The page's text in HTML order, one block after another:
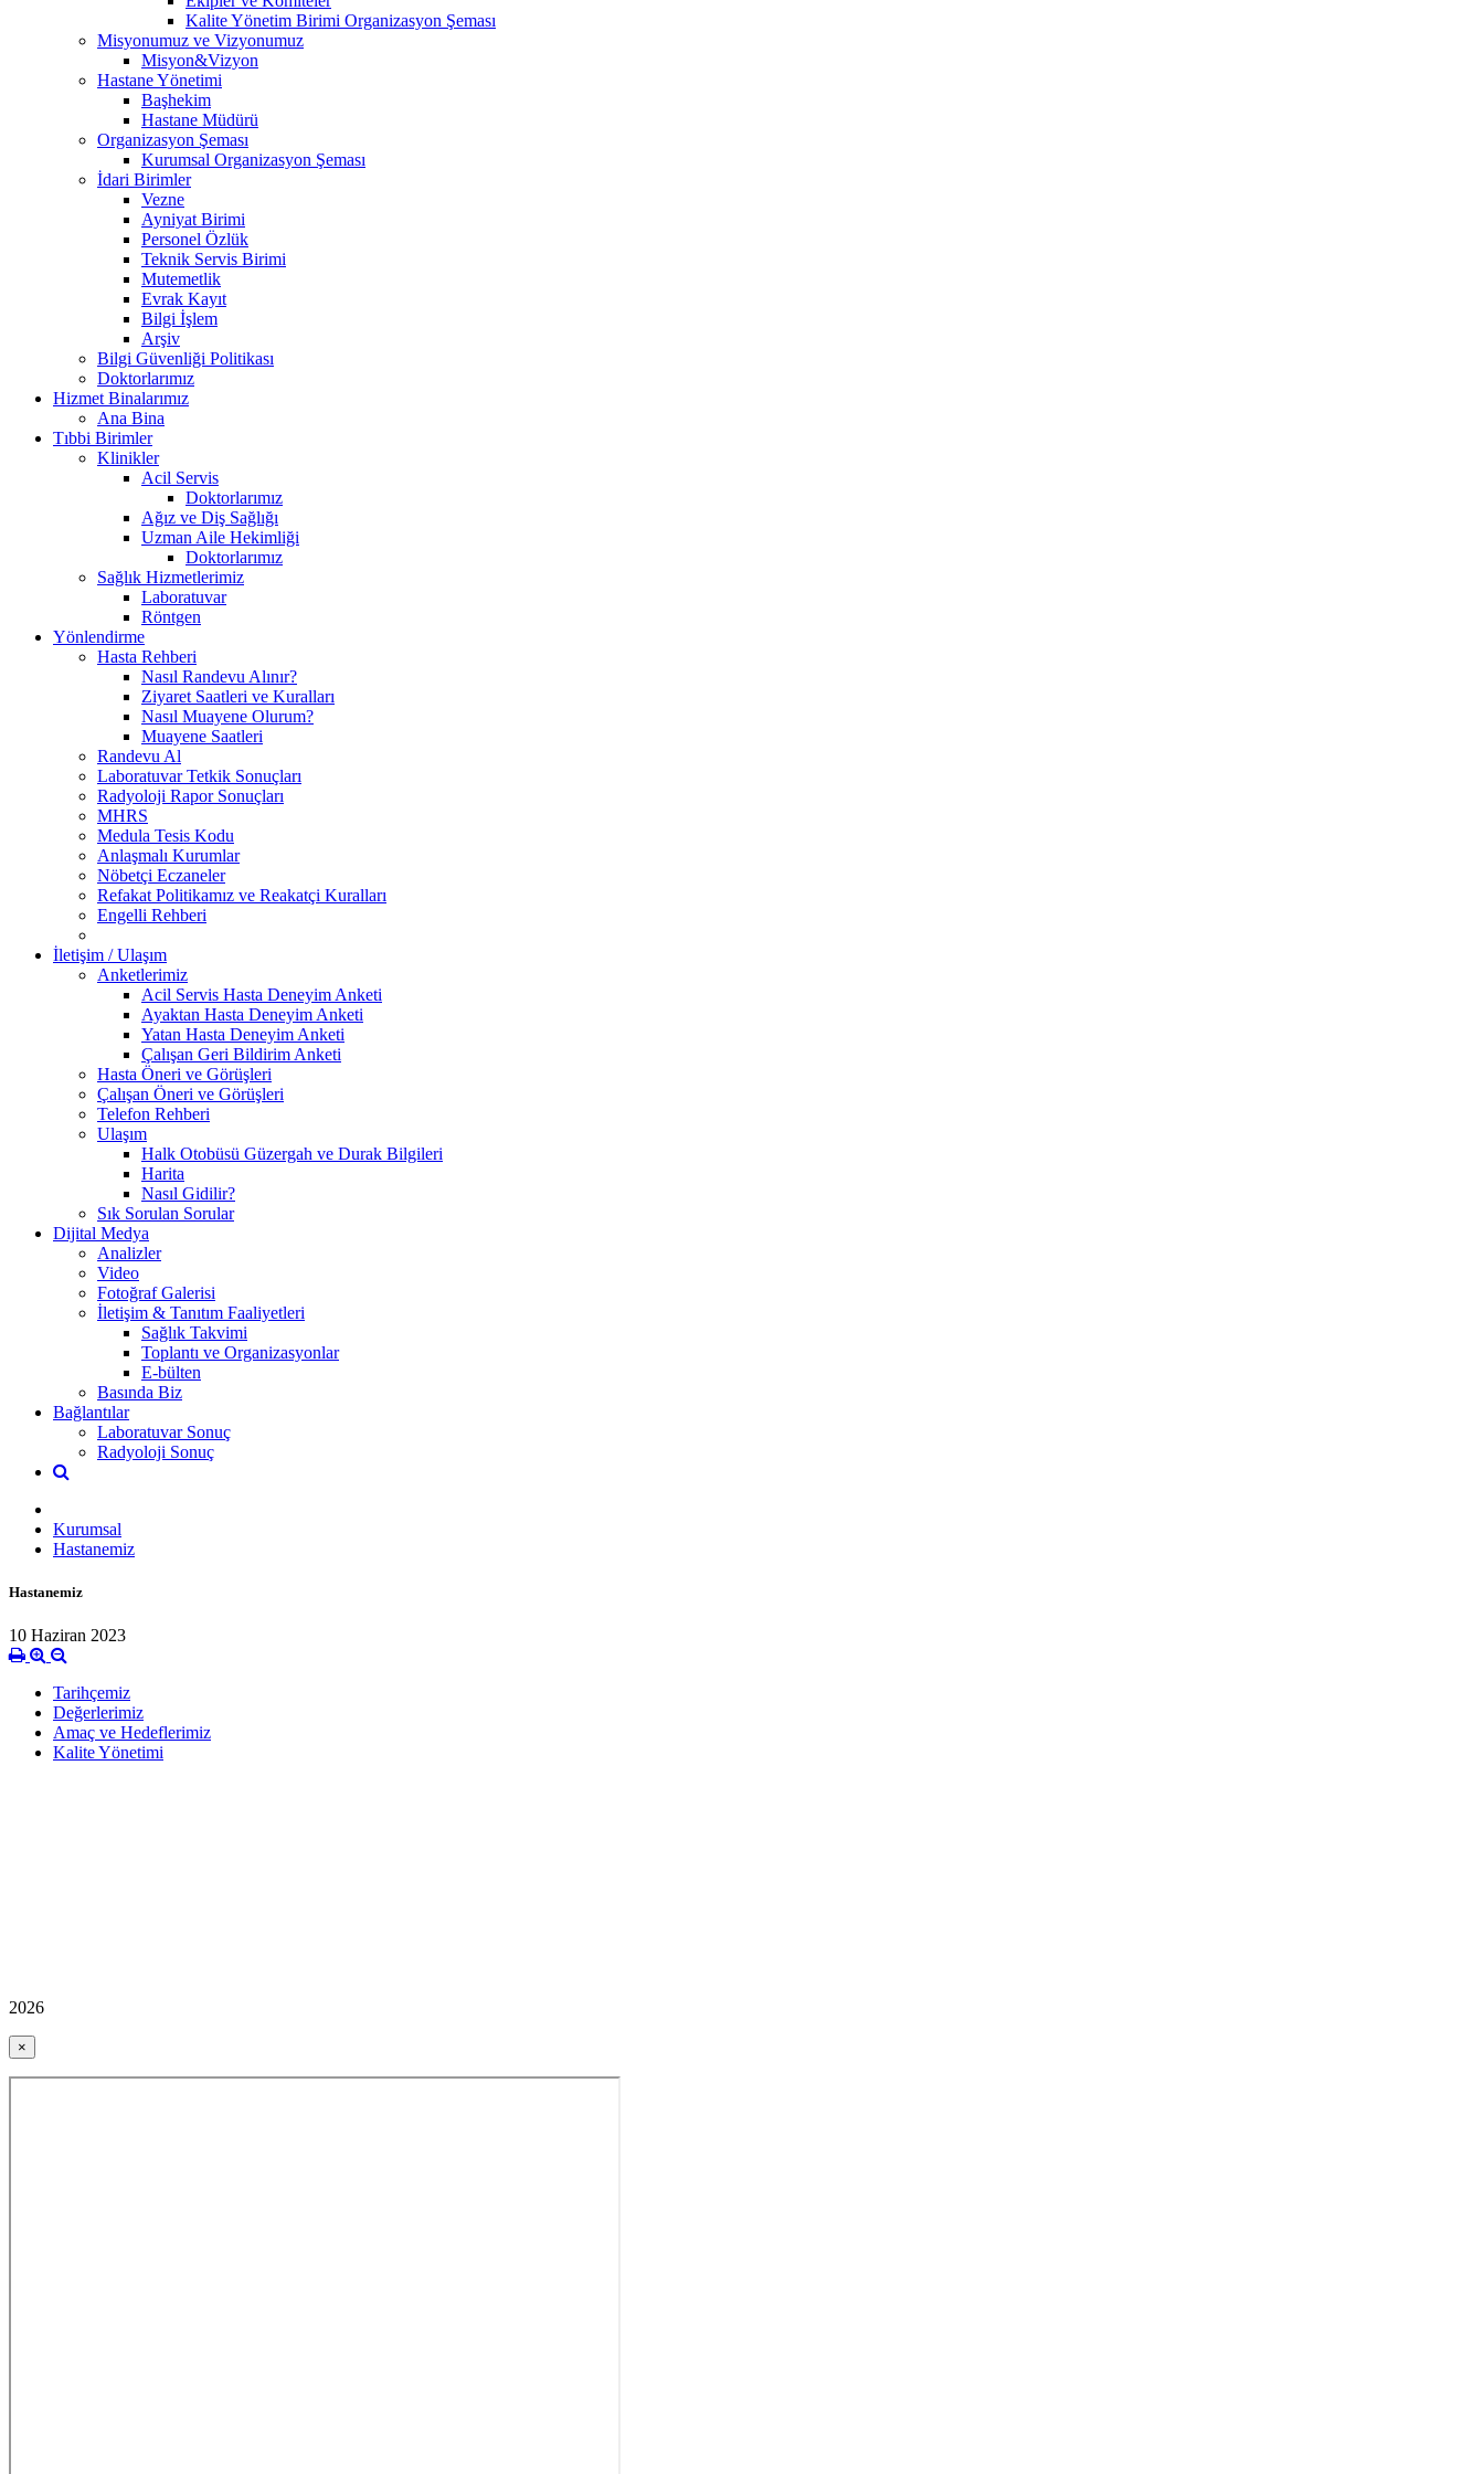
Kalite Yönetim Birimi Organizasyon Şeması
Misyonumuz ve Vizyonumuz
Misyon&Vizyon
Hastane Yönetimi
Başhekim
Hastane Müdürü
Organizasyon Şeması
Kurumsal Organizasyon Şeması
İdari Birimler
Vezne
Ayniyat Birimi
Personel Özlük
Teknik Servis Birimi
Mutemetlik
Evrak Kayıt
Bilgi İşlem
Arşiv
Bilgi Güvenliği Politikası
Doktorlarımız
Hizmet Binalarımız
Ana Bina
Tıbbi Birimler
Klinikler
Acil Servis
Doktorlarımız
Ağız ve Diş Sağlığı
Uzman Aile Hekimliği
Doktorlarımız
Sağlık Hizmetlerimiz
Laboratuvar
Röntgen
Yönlendirme
Hasta Rehberi
Nasıl Randevu Alınır?
Ziyaret Saatleri ve Kuralları
Nasıl Muayene Olurum?
Muayene Saatleri
Randevu Al
Laboratuvar Tetkik Sonuçları
Radyoloji Rapor Sonuçları
MHRS
Medula Tesis Kodu
Anlaşmalı Kurumlar
Nöbetçi Eczaneler
Refakat Politikamız ve Reakatçi Kuralları
Engelli Rehberi
İletişim / Ulaşım
Anketlerimiz
Acil Servis Hasta Deneyim Anketi
Ayaktan Hasta Deneyim Anketi
Yatan Hasta Deneyim Anketi
Çalışan Geri Bildirim Anketi
Hasta Öneri ve Görüşleri
Çalışan Öneri ve Görüşleri
Telefon Rehberi
Ulaşım
Halk Otobüsü Güzergah ve Durak Bilgileri
Harita
Nasıl Gidilir?
Sık Sorulan Sorular
Dijital Medya
Analizler
Video
Fotoğraf Galerisi
İletişim & Tanıtım Faaliyetleri
Sağlık Takvimi
Toplantı ve Organizasyonlar
E-bülten
Basında Biz
Bağlantılar
Laboratuvar Sonuç
Radyoloji Sonuç
Kurumsal
Hastanemiz
Hastanemiz
10 Haziran 2023
Tarihçemiz
Değerlerimiz
Amaç ve Hedeflerimiz
Kalite Yönetimi
2026
×